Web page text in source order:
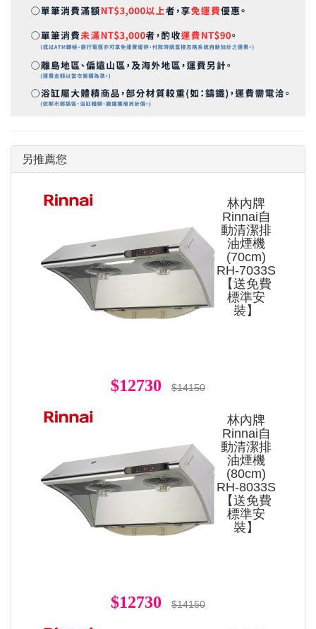
另推薦您
林內牌
Rinnai自
動清潔排
油煙機
(70cm)
RH-7033S
【送免費
標準安
裝】
$12730 $14150
林內牌
Rinnai自
動清潔排
油煙機
(80cm)
RH-8033S
【送免費
標準安
裝】
$12730 $14150